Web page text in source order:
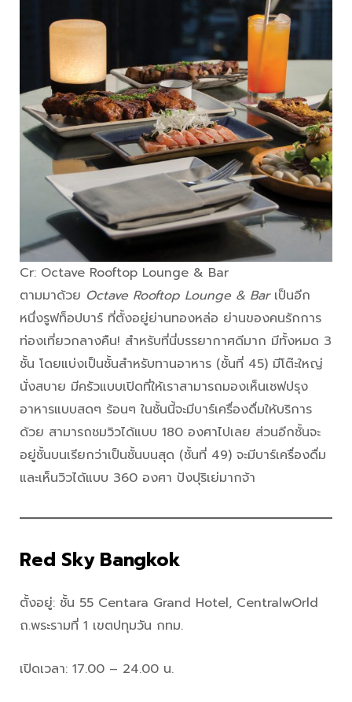
Cr: Octave Rooftop Lounge & Bar
ตามมาด้วย Octave Rooftop Lounge & Barเป็นอีก
หนึ่งรูฟท็อปบาร์ ที่ตั้งอยู่ย่านทองหล่อ ย่านของคนรักการ
ท่องเที่ยวกลางคืน! สำหรับที่นี่บรรยากาศดีมาก มีทั้งหมด 3
ชั้น โดยแบ่งเป็นชั้นสำหรับทานอาหาร (ชั้นที่ 45) มีโต๊ะใหญ่
นั่งสบาย มีครัวแบบเปิดที่ให้เราสามารถมองเห็นเชฟปรุง
อาหารแบบสดๆ ร้อนๆ ในชั้นนี้จะมีบาร์เครื่องดื่มให้บริการ
ด้วย สามารถชมวิวได้แบบ 180 องศาไปเลย ส่วนอีกชั้นจะ
อยู่ชั้นบนเรียกว่าเป็นชั้นบนสุด (ชั้นที่ 49) จะมีบาร์เครื่องดื่ม
และเห็นวิวได้แบบ 360 องศา ปังปุริเย่มากจ้า
Red Sky Bangkok
ตั้งอยู่: ชั้น 55 Centara Grand Hotel, CentralwOrld
ถ.พระรามที่ 1 เขตปทุมวัน กทม.
เปิดเวลา: 17.00 – 24.00 น.